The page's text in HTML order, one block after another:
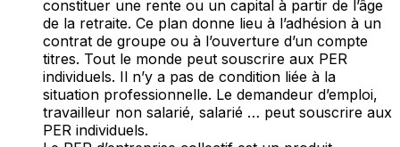
constituer une rente ou un capital à partir de l’âge
de la retraite. Ce plan donne lieu à l’adhésion à un
contrat de groupe ou à l’ouverture d’un compte
titres. Tout le monde peut souscrire aux PER
individuels. Il n’y a pas de condition liée à la
situation professionnelle. Le demandeur d’emploi,
travailleur non salarié, salarié … peut souscrire aux
PER individuels.